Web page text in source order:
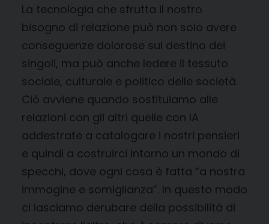
La tecnologia che sfrutta il nostro
bisogno di relazione può non solo avere
conseguenze dolorose sul destino dei
singoli, ma può anche ledere il tessuto
sociale, culturale e politico delle società.
Ciò avviene quando sostituiamo alle
relazioni con gli altri quelle con IA
addestrate a catalogare i nostri pensieri
e quindi a costruirci intorno un mondo di
specchi, dove ogni cosa è fatta “a nostra
immagine e somiglianza”. In questo modo
ci lasciamo derubare della possibilità di